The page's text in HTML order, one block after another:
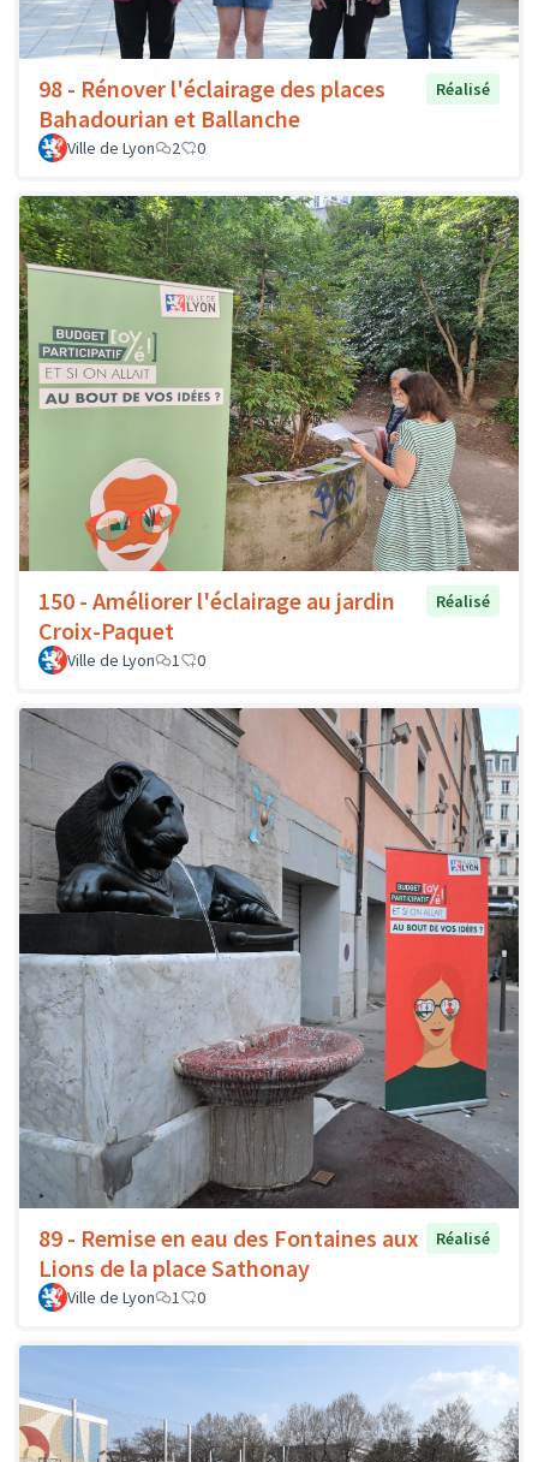
98 - Rénover l'éclairage des places
Bahadourian et Ballanche
Réalisé
Ville de Lyon 2 0
150 - Améliorer l'éclairage au jardin
Croix-Paquet
Réalisé
Ville de Lyon 1 0
89 - Remise en eau des Fontaines aux
Lions de la place Sathonay
Réalisé
Ville de Lyon 1 0